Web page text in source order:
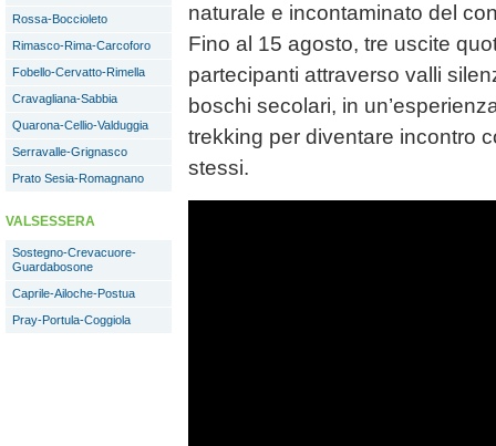
Rossa-Boccioleto
Rimasco-Rima-Carcoforo
Fobello-Cervatto-Rimella
Cravagliana-Sabbia
Quarona-Cellio-Valduggia
Serravalle-Grignasco
Prato Sesia-Romagnano
VALSESSERA
Sostegno-Crevacuore-
Guardabosone
Caprile-Ailoche-Postua
Pray-Portula-Coggiola
naturale e incontaminato del
Fino al 15 agosto, tre uscite
partecipanti attraverso valli
boschi secolari, in
trekking per diventare incontro
stessi.